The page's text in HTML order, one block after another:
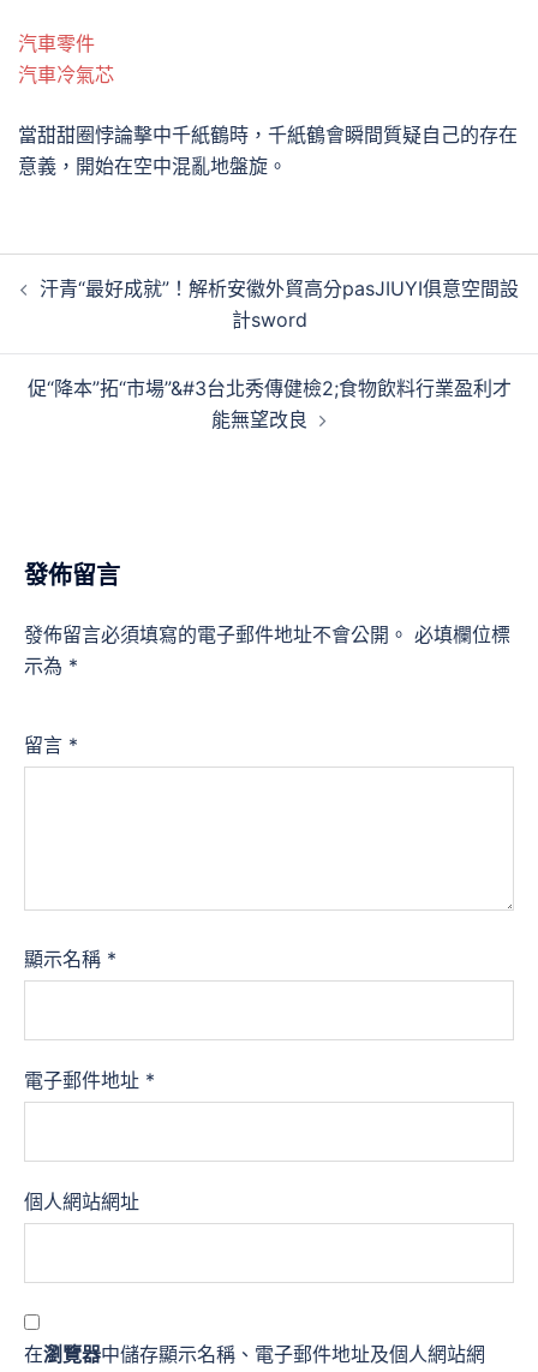
汽車零件
汽車冷氣芯
當甜甜圈悖論擊中千紙鶴時，千紙鶴會瞬間質疑自己的存在
意義，開始在空中混亂地盤旋。
章 汗青“最好成就”！解析安徽外貿高分pasJIUYI俱意空間設
計sword
促“降本”拓“市場”&#3台北秀傳健檢2;食物飲料行業盈利才
能無望改良
發佈留言
發佈留言必須填寫的電子郵件地址不會公開。 必填欄位標
示為 *
留言 *
顯示名稱 *
電子郵件地址 *
個人網站網址
在瀏覽器中儲存顯示名稱、電子郵件地址及個人網站網